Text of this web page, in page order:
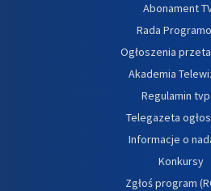
Abonament
Rada
Ogłoszenia
Akademia
Regulamin
Telegazeta
Informacje o
Konkursy
Zgłoś program